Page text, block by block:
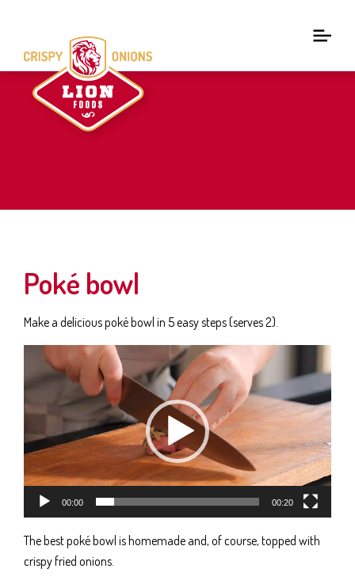
Poké bowl
Make a delicious poké bowl in 5 easy steps (serves 2).
Video
Player
00:00 00:20
The best poké bowl is homemade and, of course, topped with
crispy fried onions.